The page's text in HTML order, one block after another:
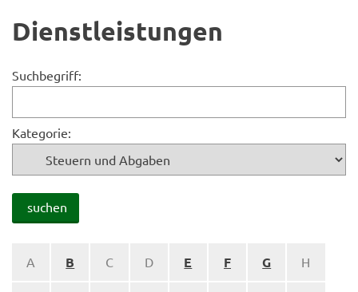
Dienstleistungen
Suchbegriff:
Kategorie:
suchen
A B C D E F G H